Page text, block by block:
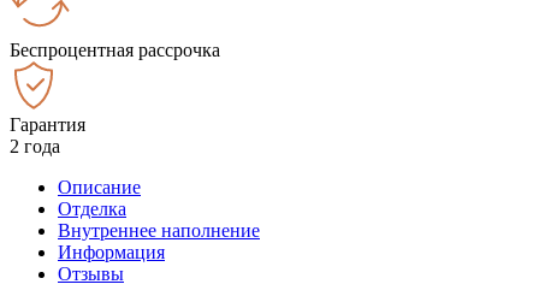
Беспроцентная рассрочка
Гарантия
2 года
Описание
Отделка
Внутреннее наполнение
Информация
Отзывы